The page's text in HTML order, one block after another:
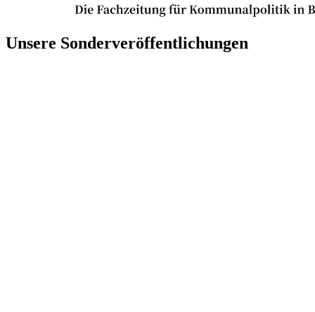
Unsere Sonderveröffentlichungen